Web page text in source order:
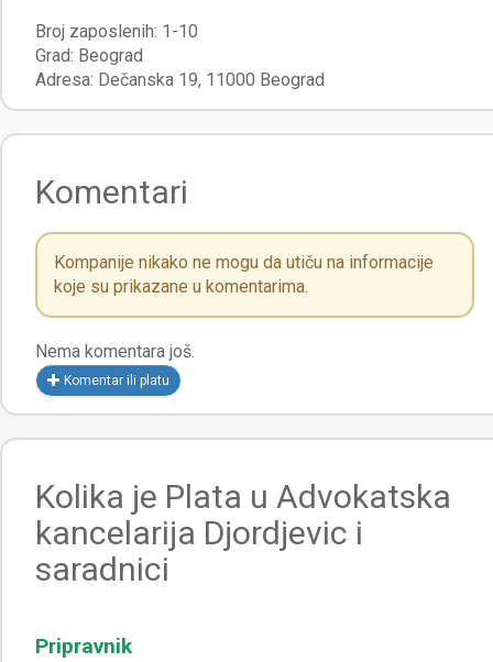
Broj zaposlenih: 1-10
Grad: Beograd
Adresa: Dečanska 19, 11000 Beograd
Komentari
Kompanije nikako ne mogu da utiču na informacije
koje su prikazane u komentarima.
Nema komentara još.
Komentar ili platu
Kolika je Plata u Advokatska
kancelarija Djordjevic i
saradnici
Pripravnik